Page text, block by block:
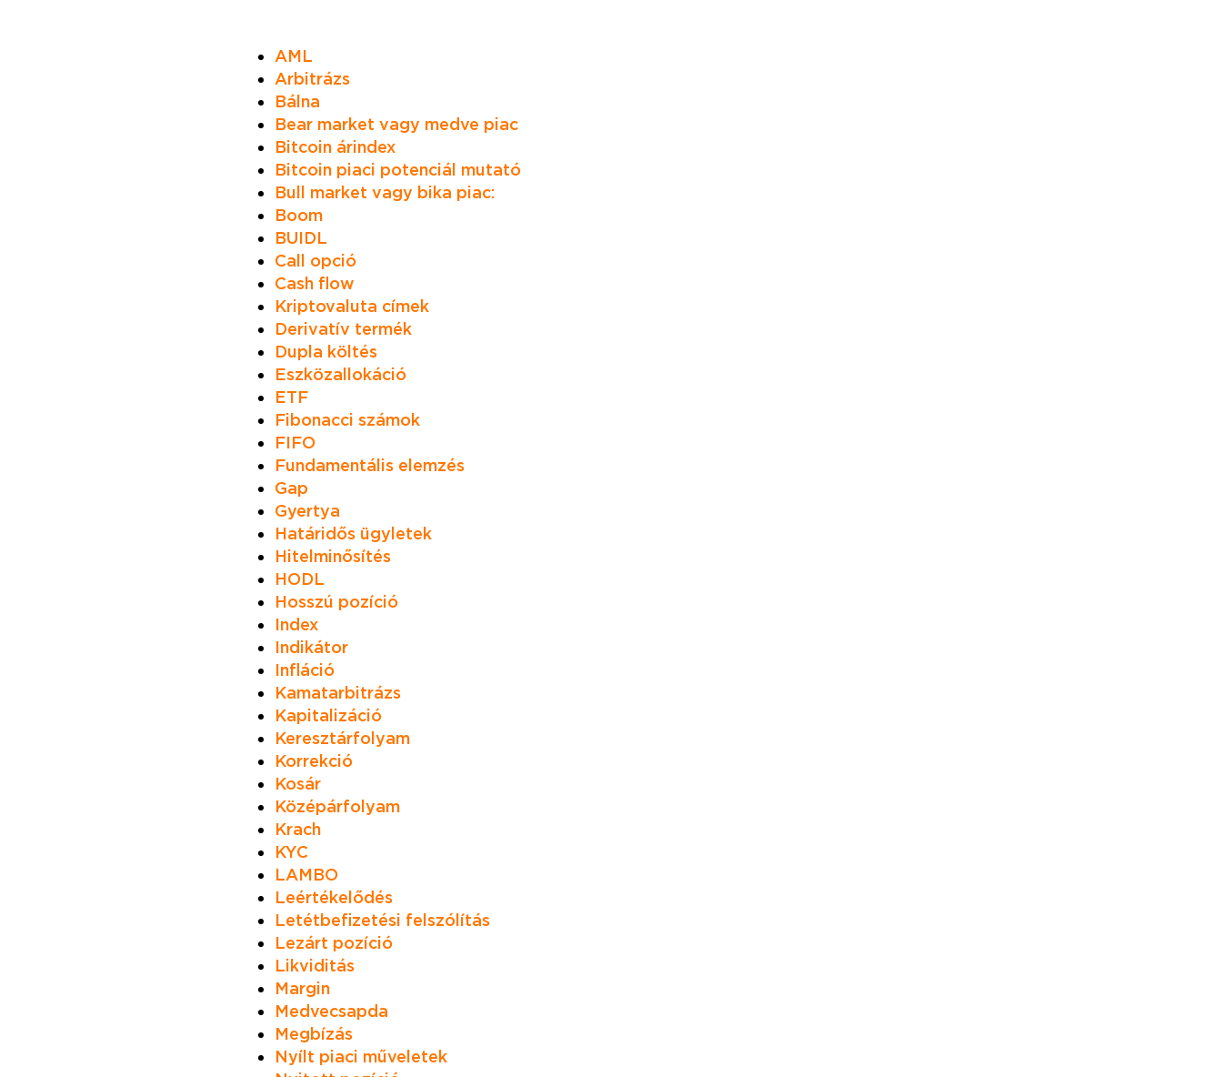
AML
Arbitrázs
Bálna
Bear market vagy medve piac
Bitcoin árindex
Bitcoin piaci potenciál mutató
Bull market vagy bika piac:
Boom
BUIDL
Call opció
Cash flow
Kriptovaluta címek
Derivatív termék
Dupla költés
Eszközallokáció
ETF
Fibonacci számok
FIFO
Fundamentális elemzés
Gap
Gyertya
Határidős ügyletek
Hitelminősítés
HODL
Hosszú pozíció
Index
Indikátor
Infláció
Kamatarbitrázs
Kapitalizáció
Keresztárfolyam
Korrekció
Kosár
Középárfolyam
Krach
KYC
LAMBO
Leértékelődés
Letétbefizetési felszólítás
Lezárt pozíció
Likviditás
Margin
Medvecsapda
Megbízás
Nyílt piaci műveletek